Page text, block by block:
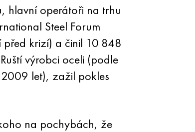
hlavní operátoři na trhu
Steel Forum
před krizí) a činil 10 848
výrobci oceli (podle
let), zažil pokles
na pochybách, že